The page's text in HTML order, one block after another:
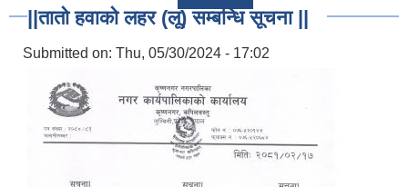
||तातो हवाको लहर (लू) सम्बन्धि सूचना ||
Submitted on: Thu, 05/30/2024 - 17:02